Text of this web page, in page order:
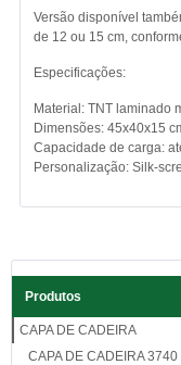
Versão disponível
de 12 ou 15 cm,
Especificações:
Material: TNT laminado
Dimensões: 45x40x15
Capacidade de carga:
Personalização: Silk-
Produtos
CAPA DE CADEIRA
CAPA DE CADEIRA 3740